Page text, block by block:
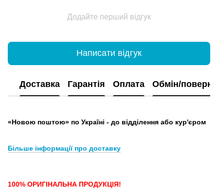
Додайте перший відгук
Написати відгук
Доставка Гарантія Оплата Обмін/
«Новою поштою» по Україні - до відділення або кур'єром
Більше інформації про доставку
100% ОРИГІНАЛЬНА ПРОДУКЦІЯ!